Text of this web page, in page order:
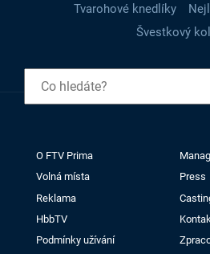
Tvarohové knedlíky
Švestkový
O FTV Prima
Volná místa
Press
Reklama
HbbTV
Podmínky užívání